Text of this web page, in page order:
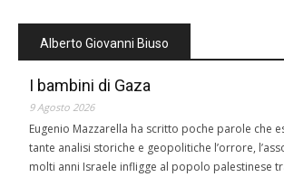
Alberto Giovanni Biuso
I bambini di Gaza
9 Agosto 2026
Eugenio Mazzarella ha scritto poche parole che
tante analisi storiche e geopolitiche l’orrore,
molti anni Israele infligge al popolo palestinese